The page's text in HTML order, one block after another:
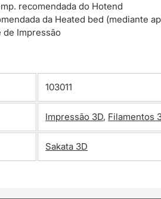
recomendada do Hotend
da Heated bed (mediante
de Impressão
103011
Impressão 3D, Filamentos
Sakata 3D